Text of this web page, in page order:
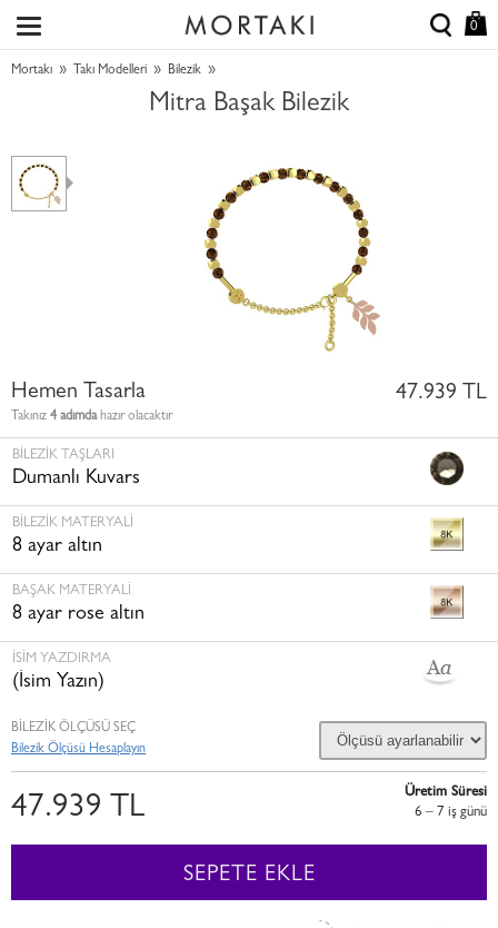
0
Mortakı » Takı Modelleri » Bilezik »
Mitra Başak Bilezik
Hemen Tasarla
Takınız 4 adımdahazır olacaktır
47.939 TL
BILEZIK TAŞLARI
Dumanlı Kuvars
BILEZIK MATERYALI
8 ayar altın
BAŞAK MATERYALI
8 ayar rose altın
İSİM YAZDIRMA
(İsim Yazın)
BİLEZİK ÖLÇÜSÜ SEÇ
Bilezik Ölçüsü Hesaplayın
47.939 TL
Üretim Süresi
6 – 7 i̇ş günü
SEPETE EKLE